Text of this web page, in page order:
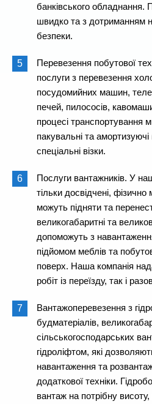
банківського обладнання.
швидко та з дотриманням
безпеки.
Перевезення побутової
послуги з перевезення
посудомийних машин,
печей, пилососів,
процесі транспортування
пакувальні та амортизуючі
спеціальні візки.
Послуги вантажників. У
тільки досвідчені, фізично
можуть підняти та
великогабаритні та
допоможуть з
підйомом меблів та
поверх. Наша компанія
робіт із переїзду, так і
Вантажоперевезення з
будматеріалів,
сільськогосподарських
гідроліфтом, які
навантаження та
додаткової техніки.
вантаж на потрібну